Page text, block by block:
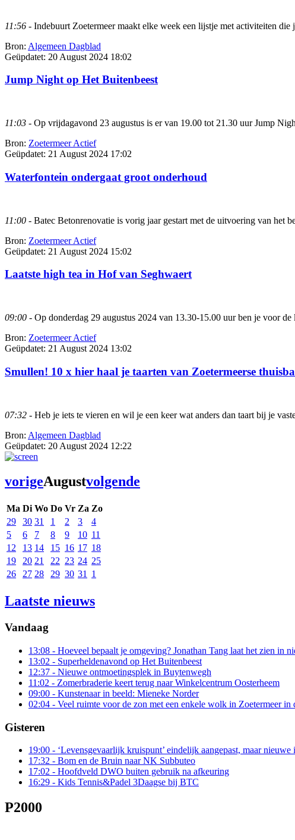
11:56 - Indebuurt Zoetermeer maakt elke week een lijstje met activiteiten
Bron: Algemeen Dagblad
Geüpdatet: 20 August 2024 18:02
Jump Night op Het Buitenbeest
11:03 - Op vrijdagavond 23 augustus is er van 19.00 tot 21.30 uur Jump
Bron: Zoetermeer Actief
Geüpdatet: 21 August 2024 17:02
Waterfontein ondergaat groot onderhoud
11:00 - Batec Betonrenovatie is vorig jaar gestart met de uitvoering van het
Bron: Zoetermeer Actief
Geüpdatet: 21 August 2024 15:02
Laatste high tea in Hof van Seghwaert
09:00 - Op donderdag 29 augustus 2024 van 13.30-15.00 uur ben je voor
Bron: Zoetermeer Actief
Geüpdatet: 21 August 2024 13:02
Smullen! 10 x hier haal je taarten van Zoetermeerse
07:32 - Heb je iets te vieren en wil je een keer wat anders dan taart bij je
Bron: Algemeen Dagblad
Geüpdatet: 20 August 2024 12:22
vorigeAugustvolgende
Ma Di Wo Do Vr Za Zo
29
30 31 1 2 3
4
5
6 7 8 9 10 11
12
13 14 15 16 17 18
19
20 21 22 23 24 25
26
27 28 29 30 31 1
Laatste nieuws
Vandaag
13:08 - Hoeveel bepaalt je omgeving? Jonathan Tang laat het zien in
13:02 - Superheldenavond op Het Buitenbeest
12:37 - Nieuwe ontmoetingsplek in Buytenwegh
11:02 - Zomerbraderie keert terug naar Winkelcentrum Oosterheem
09:00 - Kunstenaar in beeld: Mieneke Norder
02:04 - Veel ruimte voor de zon met een enkele wolk in Zoetermeer in
Gisteren
19:00 - ‘Levensgevaarlijk kruispunt’ eindelijk aangepast, maar
17:32 - Bom en de Bruin naar NK Subbuteo
17:02 - Hoofdveld DWO buiten gebruik na afkeuring
16:29 - Kids Tennis&Padel 3Daagse bij BTC
P2000